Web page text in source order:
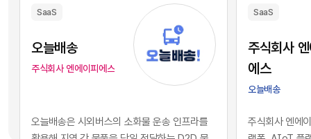
키는 부작용, 즉 'SaaS 파편화' 현상을 초래한 것
입니다. 각 부서가 자신의 목적에만 부합하는 솔루
션을 파편적으로 채택하고 운용함에 따라, 기업의
핵심 자산인 데이터는 서로 호환되지 않는 수백 개
의 개별 애플리케이션 서버 안에 고립되는 결과를
니다. 특정 부서 단위의 기능적 최적화나 개별 앱의
리즘과 추론
된 기술력과 개
현재의 AI 지
하게 거래되고
게 되었습니다.
다. 경쟁사가
SaaS
오늘배송
주식회사 엔에이피에스
오늘배송은 시외버스의 소화물 운송 인프라를
SaaS
주식회사
에스
오늘배송
주식회사 엔에